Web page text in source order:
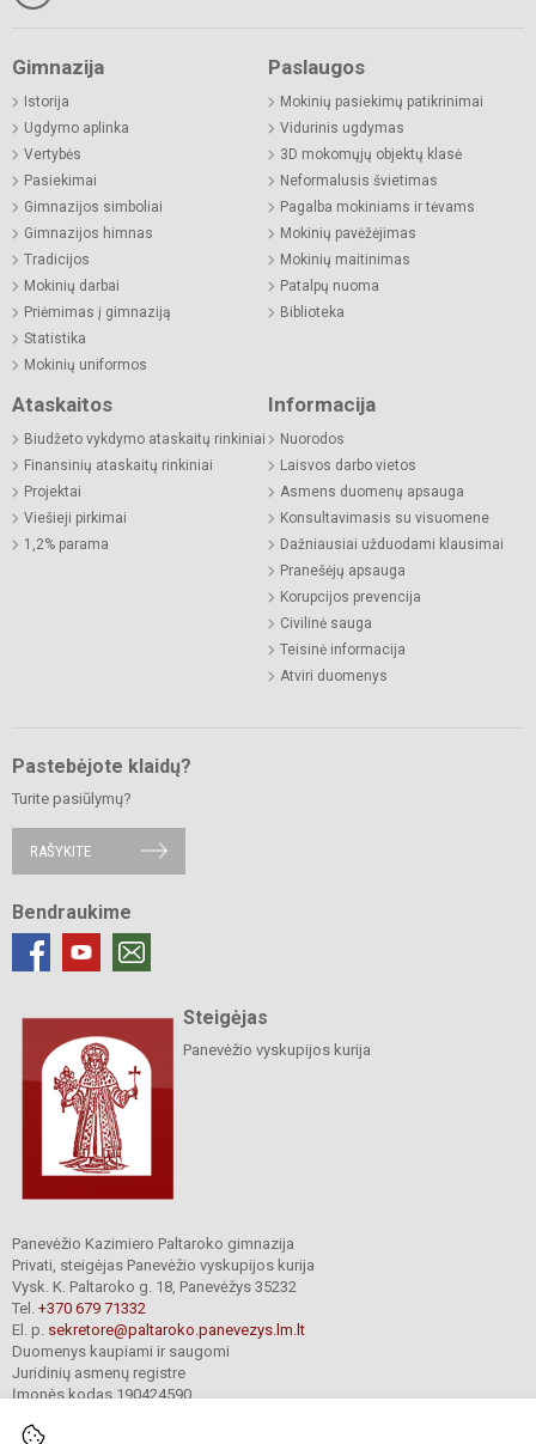
Gimnazija
Istorija
Ugdymo aplinka
Vertybės
Pasiekimai
Gimnazijos simboliai
Gimnazijos himnas
Tradicijos
Mokinių darbai
Priėmimas į gimnaziją
Statistika
Mokinių uniformos
Paslaugos
Mokinių pasiekimų patikrinimai
Vidurinis ugdymas
3D mokomųjų objektų klasė
Neformalusis švietimas
Pagalba mokiniams ir tėvams
Mokinių pavėžėjimas
Mokinių maitinimas
Patalpų nuoma
Biblioteka
Ataskaitos
Biudžeto vykdymo ataskaitų rinkiniai
Finansinių ataskaitų rinkiniai
Projektai
Viešieji pirkimai
1,2% parama
Informacija
Nuorodos
Laisvos darbo vietos
Asmens duomenų apsauga
Konsultavimasis su visuomene
Dažniausiai užduodami klausimai
Pranešėjų apsauga
Korupcijos prevencija
Civilinė sauga
Teisinė informacija
Atviri duomenys
Pastebėjote klaidų?
Turite pasiūlymų?
RAŠYKITE
Bendraukime
Steigėjas
Panevėžio vyskupijos kurija
Panevėžio Kazimiero Paltaroko gimnazija
Privati, steigėjas Panevėžio vyskupijos kurija
Vysk. K. Paltaroko g. 18, Panevėžys 35232
Tel. +370 679 71332
El. p. sekretore@paltaroko.panevezys.lm.lt
Duomenys kaupiami ir saugomi
Juridinių asmenų registre
Įmonės kodas 190424590